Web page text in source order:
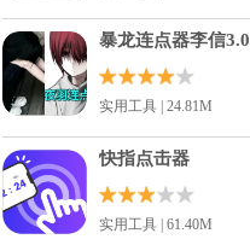
暴龙连点器李信3.0
实用工具 | 24.81M
快指点击器
实用工具 | 61.40M